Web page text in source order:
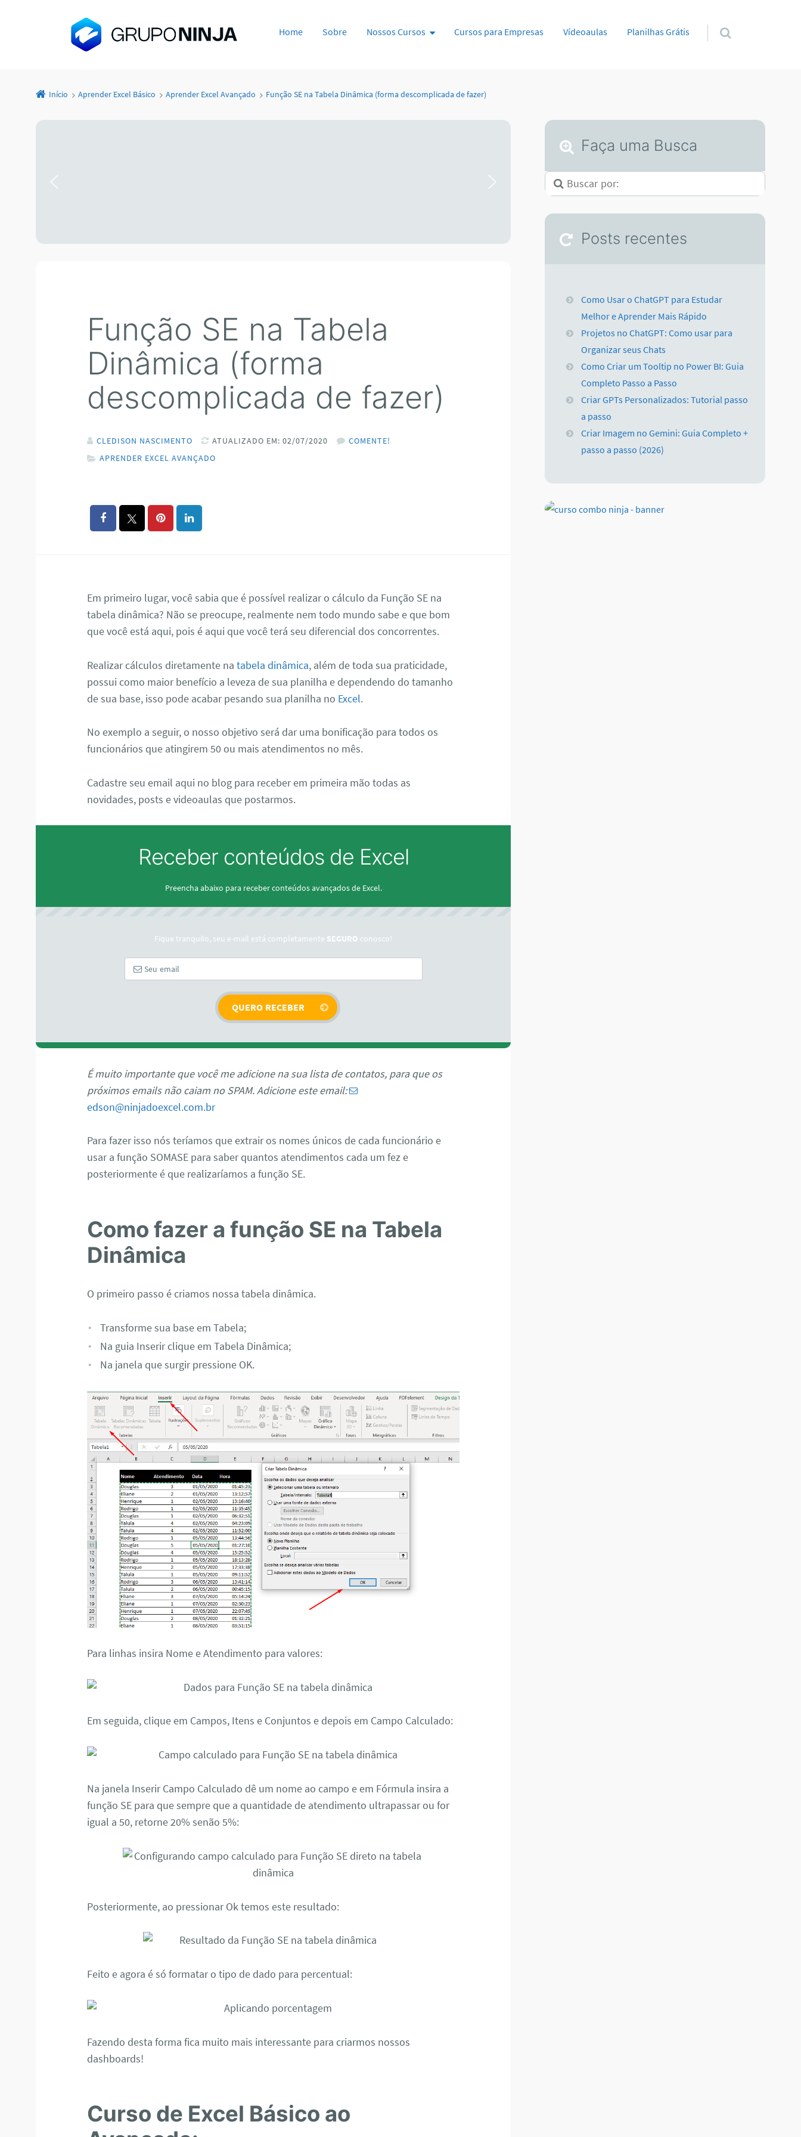
Pular para o conteúdo
Home Sobre Nossos Cursos Cursos para Empresas Vídeoaulas Planilhas Grátis
Início Aprender Excel Básico Aprender Excel Avançado Função SE na Tabela Dinâmica (forma descomplicada de fazer)
Função SE na Tabela
Dinâmica (forma
descomplicada de fazer)
CLEDISON NASCIMENTO ATUALIZADO EM: 02/07/2020
COMENTE!
APRENDER EXCEL AVANÇADO
Em primeiro lugar, você sabia que é possível realizar o cálculo da Função SE na
tabela dinâmica? Não se preocupe, realmente nem todo mundo sabe e que bom
que você está aqui, pois é aqui que você terá seu diferencial dos concorrentes.
Realizar cálculos diretamente natabela dinâmica, além de toda sua praticidade,
possui como maior benefício a leveza de sua planilha e dependendo do tamanho
de sua base, isso pode acabar pesando sua planilha no Excel.
No exemplo a seguir, o nosso objetivo será dar uma bonificação para todos os
funcionários que atingirem 50 ou mais atendimentos no mês.
Cadastre seu email aqui no blog para receber em primeira mão todas as
novidades, posts e videoaulas que postarmos.
Receber conteúdos de Excel
Preencha abaixo para receber conteúdos avançados de Excel.
Fique tranquilo, seu e-mail está completamente SEGURO conosco!
É muito importante que você me adicione na sua lista de contatos, para que os
próximos emails não caiam no SPAM. Adicione este email:
edson@ninjadoexcel.com.br
Para fazer isso nós teríamos que extrair os nomes únicos de cada funcionário e
usar a função SOMASE para saber quantos atendimentos cada um fez e
posteriormente é que realizaríamos a função SE.
Como fazer a função SE na Tabela
Dinâmica
O primeiro passo é criamos nossa tabela dinâmica.
Transforme sua base em Tabela;
Na guia Inserir clique em Tabela Dinâmica;
Na janela que surgir pressione OK.
Para linhas insira Nome e Atendimento para valores:
Em seguida, clique em Campos, Itens e Conjuntos e depois em Campo Calculado:
Na janela Inserir Campo Calculado dê um nome ao campo e em Fórmula insira a
função SE para que sempre que a quantidade de atendimento ultrapassar ou for
igual a 50, retorne 20% senão 5%:
Posteriormente, ao pressionar Ok temos este resultado:
Feito e agora é só formatar o tipo de dado para percentual:
Fazendo desta forma fica muito mais interessante para criarmos nossos
dashboards!
Curso de Excel Básico ao
Faça uma Busca
Posts recentes
Como Usar o ChatGPT para Estudar
Melhor e Aprender Mais Rápido
Projetos no ChatGPT: Como usar para
Organizar seus Chats
Como Criar um Tooltip no Power BI: Guia
Completo Passo a Passo
Criar GPTs Personalizados: Tutorial passo
a passo
Criar Imagem no Gemini: Guia Completo +
passo a passo (2026)